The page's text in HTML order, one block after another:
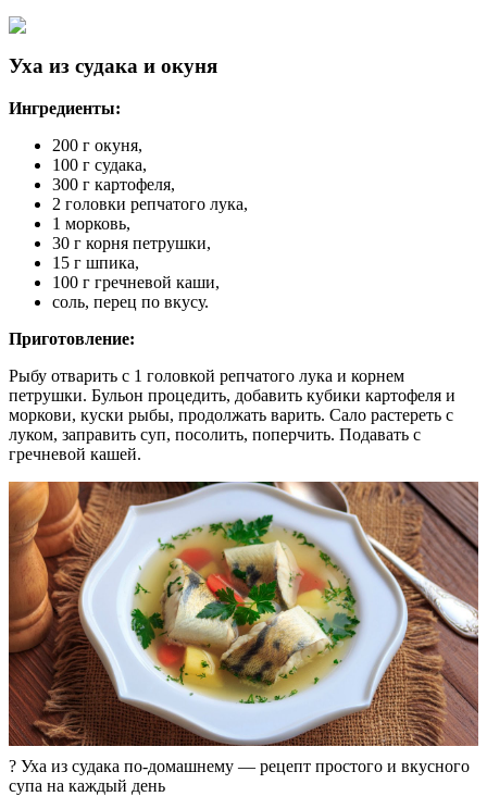
Уха из судака и окуня
Ингредиенты:
200 г окуня,
100 г судака,
300 г картофеля,
2 головки репчатого лука,
1 морковь,
30 г корня петрушки,
15 г шпика,
100 г гречневой каши,
соль, перец по вкусу.
Приготовление:
Рыбу отварить с 1 головкой репчатого лука и корнем
петрушки. Бульон процедить, добавить кубики картофеля и
моркови, куски рыбы, продолжать варить. Сало растереть с
луком, заправить суп, посолить, поперчить. Подавать с
гречневой кашей.
? Уха из судака по-домашнему — рецепт простого и вкусного
супа на каждый день